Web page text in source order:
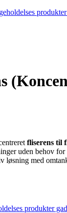
fliserens til
uden behov
løsning med
produkter